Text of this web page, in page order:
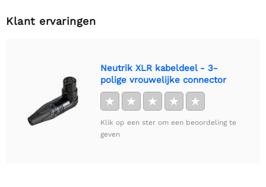
Klant ervaringen
Neutrik XLR kabeldeel - 3-
polige vrouwelijke connector
★ ★ ★ ★ ★
Klik op een ster om een beoordeling te
geven